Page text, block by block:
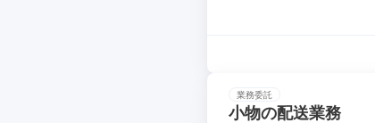
業務委託
小物の配送業務